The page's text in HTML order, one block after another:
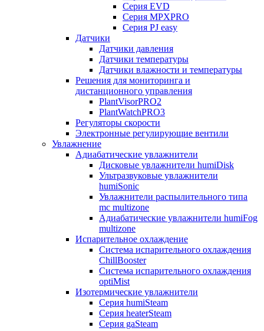
Серия EVD
Серия MPXPRO
Серия PJ easy
Датчики
Датчики давления
Датчики температуры
Датчики влажности и температуры
Решения для мониторинга и
дистанционного управления
PlantVisorPRO2
PlantWatchPRO3
Регуляторы скорости
Электронные регулирующие вентили
Увлажнение
Адиабатические увлажнители
Дисковые увлажнители humiDisk
Ультразвуковые увлажнители
humiSonic
Увлажнители распылительного типа
mc multizone
Адиабатические увлажнители humiFog
multizone
Испарительное охлаждение
Система испарительного охлаждения
ChillBooster
Система испарительного охлаждения
optiMist
Изотермические увлажнители
Серия humiSteam
Серия heaterSteam
Серия gaSteam